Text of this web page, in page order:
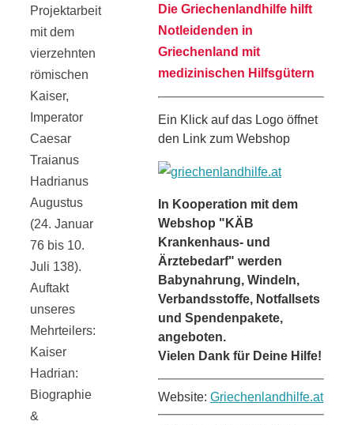
Projektarbeit
mit dem
vierzehnten
römischen
Kaiser,
Imperator
Caesar
Traianus
Hadrianus
Augustus
(24. Januar
76 bis 10.
Juli 138).
Auftakt
unseres
Mehrteilers:
Kaiser
Hadrian:
Biographie
&
Die Griechenlandhilfe hilft
Notleidenden in
Griechenland mit
medizinischen Hilfsgütern
Ein Klick auf das Logo öffnet
den Link zum Webshop
In Kooperation mit dem
Webshop "KÄB
Krankenhaus- und
Ärztebedarf" werden
Babynahrung, Windeln,
Verbandsstoffe, Notfallsets
und Spendenpakete,
angeboten.
Vielen Dank für Deine Hilfe!
Website: Griechenlandhilfe.at